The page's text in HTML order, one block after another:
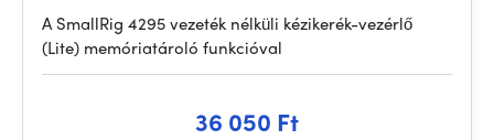
A SmallRig 4295 vezeték nélküli kézikerék-vezérlő
(Lite) memóriatároló funkcióval
36 050 Ft